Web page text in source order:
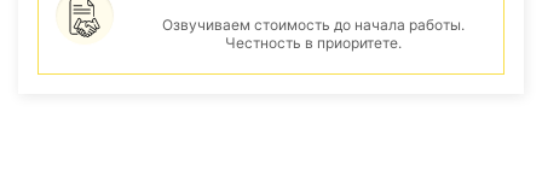
Озвучиваем стоимость до начала работы.
Честность в приоритете.